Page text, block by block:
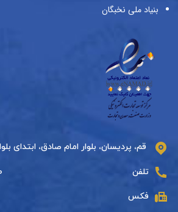
بنیاد ملی نخبگان
قم، پردیسان، بلوار امام صادق، ابتدای
تلفن
فکس